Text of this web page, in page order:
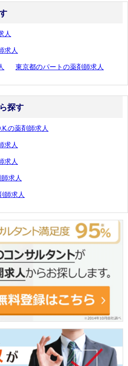
人
求人
東京都のパートの薬剤師求人
探す
の薬剤師求人
求人
求人
求人
師求人